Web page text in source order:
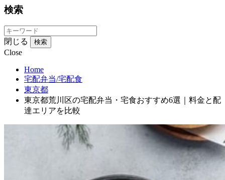
検索
閉じる 検索
Close
Home
宅配弁当/宅配食
東京都
東京都荒川区の宅配弁当・宅食おすすめ6選｜料金と配
達エリアを比較